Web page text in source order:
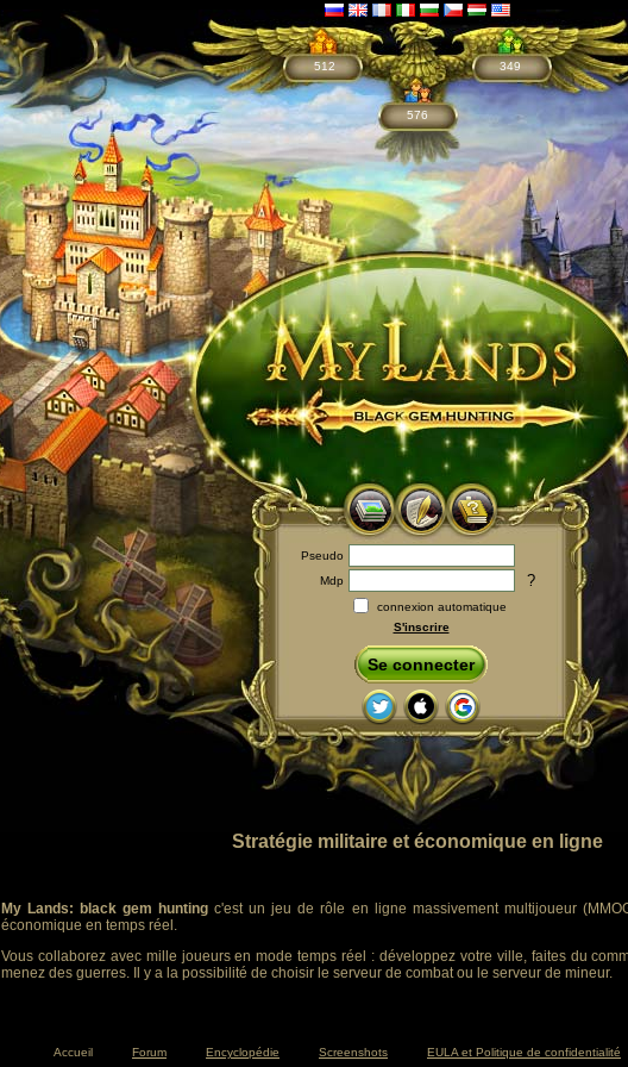
512
576
349
Pseudo
Mdp
?
connexion automatique
S'inscrire
Se connecter
Stratégie militaire et économique en ligne
My Lands: black gem hunting c'est un jeu de rôle en ligne massivement multijoueur
économique en temps réel.
Vous collaborez avec mille joueurs en mode temps réel : développez votre ville, faites du
menez des guerres. Il y a la possibilité de choisir le serveur de combat ou le serveur de mineur.
Accueil Forum Encyclopédie Screenshots EULA et Politique de confidentialité